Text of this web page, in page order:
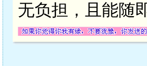
无负担，且能随